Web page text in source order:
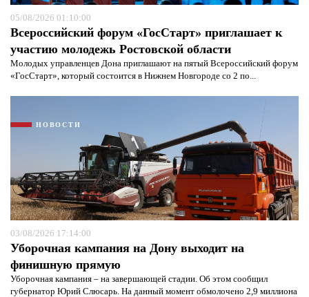
05/08/2026 01:10:00
Всероссийский форум «ГосСтарт» приглашает к
участию молодежь Ростовской области
Молодых управленцев Дона приглашают на пятый Всероссийский форум
«ГосСтарт», который состоится в Нижнем Новгороде со 2 по...
НОВОСТИ
03/08/2026 17:14:00
Уборочная кампания на Дону выходит на
финишную прямую
Уборочная кампания – на завершающей стадии. Об этом сообщил
губернатор Юрий Слюсарь. На данный момент обмолочено 2,9 миллиона
Я согласен с политикой конфиденциальности и
защиты информации*
Я согласен с политикой конфиденциальности и
защиты информации*